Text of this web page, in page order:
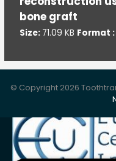
bone graft
Size: 71.09 KB Format :
Cookie Policy
Privacy Policy
Politica della Qualità
ISO 9001:2015
© Copyright 2026